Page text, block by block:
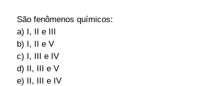
São fenômenos químicos:
a) I, II e III
b) I, II e V
c) I, III e IV
d) II, III e V
e) II, III e IV